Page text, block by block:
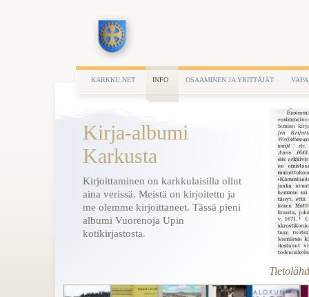
KARKKU.NET INFO OSAAMINEN JA YRITTÄJÄT
Kirja-albumi
Karkusta
Kirjoittaminen on karkkulaisilla ollut
aina verissä. Meistä on kirjoitettu ja
me olemme kirjoittaneet. Tässä pieni
albumi Vuorenoja Upin
kotikirjastosta.